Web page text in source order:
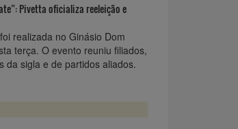
Pivetta oficializa reeleição e
realizada no Ginásio Dom
terça. O evento reuniu filiados,
da sigla e de partidos aliados.